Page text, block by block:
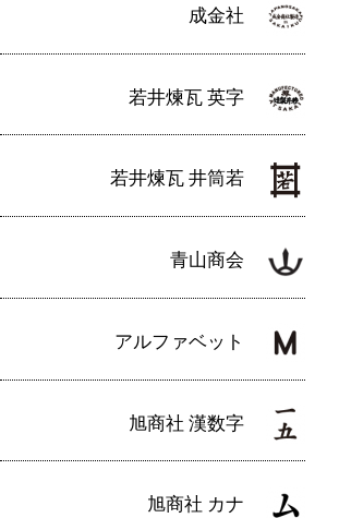
成金社
若井煉瓦 英字
若井煉瓦 井筒若
青山商会
アルファベット
旭商社 漢数字
旭商社 カナ